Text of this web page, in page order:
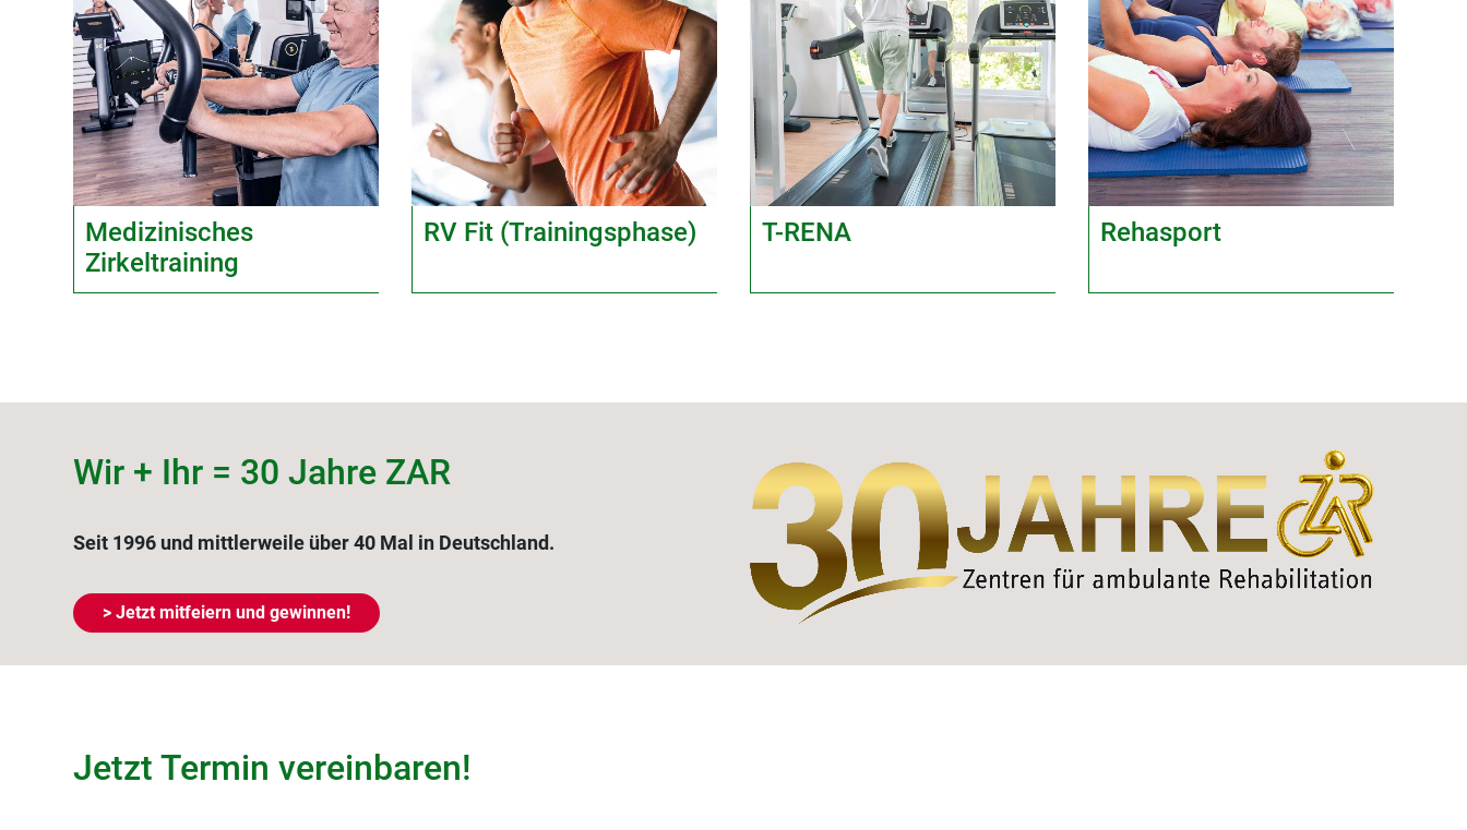
Medizinisches
Zirkeltraining
RV Fit (Trainingsphase) T-RENA Rehasport
Wir + Ihr = 30 Jahre ZAR
Seit 1996 und mittlerweile über 40 Mal in Deutschland.
> Jetzt mitfeiern und gewinnen!
Jetzt Termin vereinbaren!